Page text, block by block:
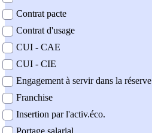
Contrat pacte
Contrat d'usage
CUI - CAE
CUI - CIE
Engagement à servir dans la réserve
Franchise
Insertion par l'activ.éco.